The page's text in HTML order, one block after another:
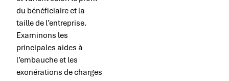
du bénéficiaire et la
taille de l’entreprise.
Examinons les
principales aides à
l’embauche et les
exonérations de charges